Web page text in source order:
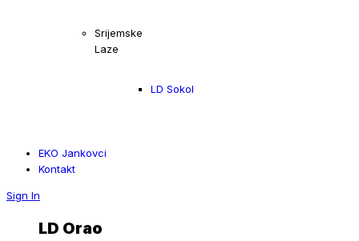
Srijemske
Laze
LD Sokol
EKO Jankovci
Kontakt
Sign In
LD Orao